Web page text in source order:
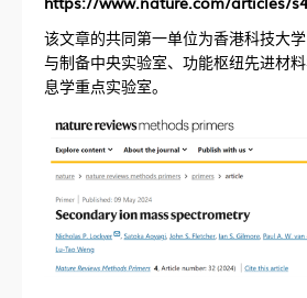
该文章的共同第一单位为香港科技大
与制备中央实验室、功能枢纽先进材
息学重点实验室。